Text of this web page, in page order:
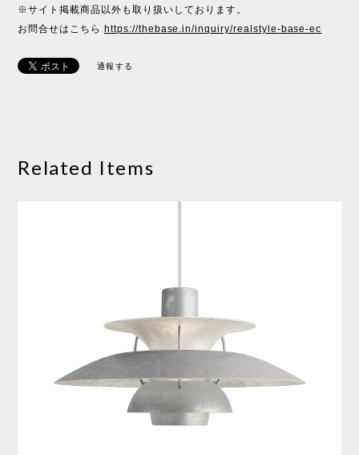
※サイト掲載商品以外も取り扱いしております。
お問合せはこちらhttps://thebase.in/inquiry/realstyle-base-ec
通報する
Related Items